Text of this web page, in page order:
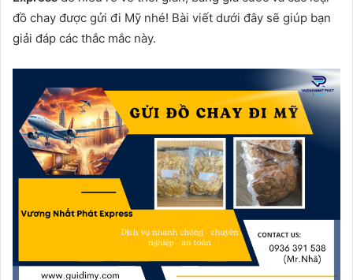
đồ chay được gửi đi Mỹ nhé! Bài viết dưới đây sẽ giúp bạn
giải đáp các thắc mắc này.